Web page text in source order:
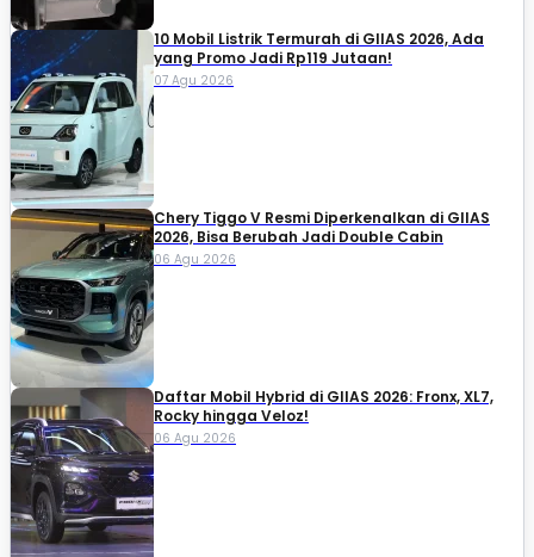
10 Mobil Listrik Termurah di GIIAS 2026, Ada
yang Promo Jadi Rp119 Jutaan!
07 Agu 2026
Chery Tiggo V Resmi Diperkenalkan di GIIAS
2026, Bisa Berubah Jadi Double Cabin
06 Agu 2026
Daftar Mobil Hybrid di GIIAS 2026: Fronx, XL7,
Rocky hingga Veloz!
06 Agu 2026